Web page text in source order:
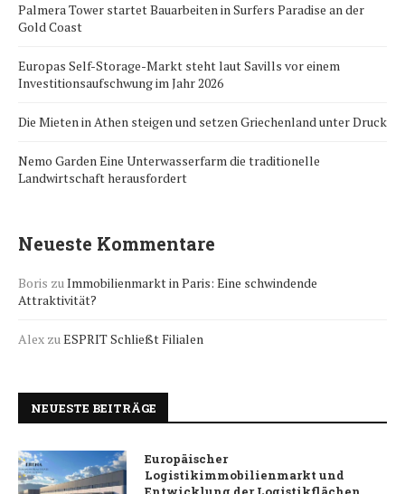
Palmera Tower startet Bauarbeiten in Surfers Paradise an der
Gold Coast
Europas Self-Storage-Markt steht laut Savills vor einem
Investitionsaufschwung im Jahr 2026
Die Mieten in Athen steigen und setzen Griechenland unter Druck
Nemo Garden Eine Unterwasserfarm die traditionelle
Landwirtschaft herausfordert
Neueste Kommentare
Boris zuImmobilienmarkt in Paris: Eine schwindende
Attraktivität?
Alex zuESPRIT Schließt Filialen
NEUESTE BEITRÄGE
Europäischer
Logistikimmobilienmarkt und